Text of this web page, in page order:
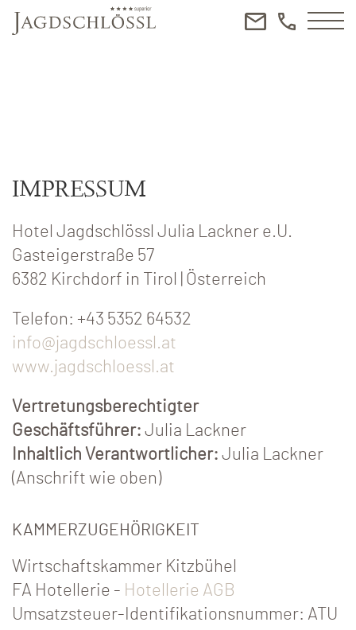
IMPRESSUM
Hotel Jagdschlössl Julia Lackner e.U.
Gasteigerstraße 57
6382 Kirchdorf in Tirol | Österreich
Telefon: +43 5352 64532
info@jagdschloessl.at
www.jagdschloessl.at
Vertretungsberechtigter
Geschäftsführer: Julia Lackner
Inhaltlich Verantwortlicher: Julia Lackner
(Anschrift wie oben)
KAMMERZUGEHÖRIGKEIT
Wirtschaftskammer Kitzbühel
FA Hotellerie - Hotellerie AGB
Umsatzsteuer-Identifikationsnummer: ATU